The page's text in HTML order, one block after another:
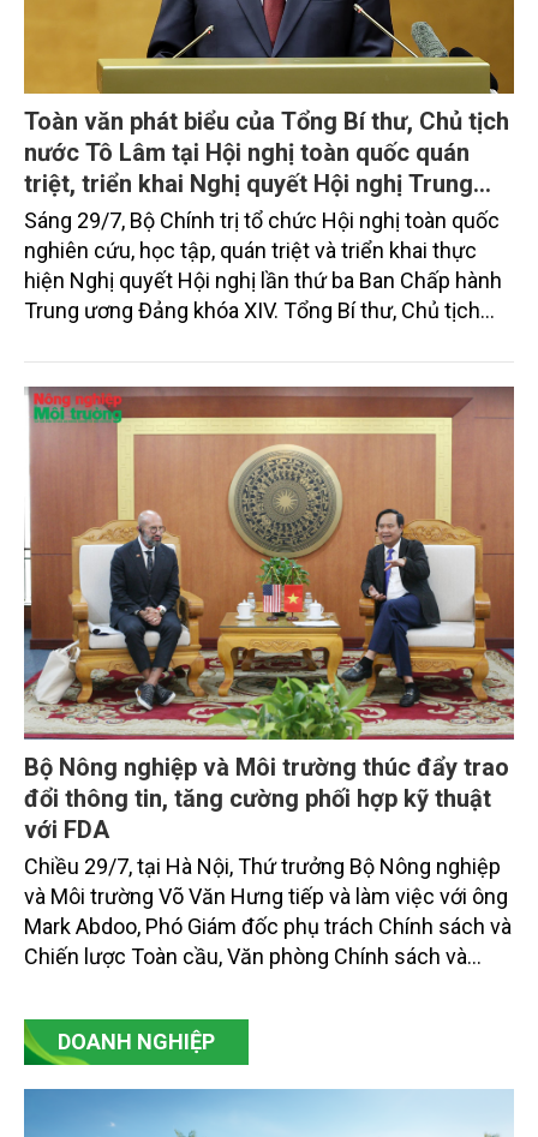
Toàn văn phát biểu của Tổng Bí thư, Chủ tịch
nước Tô Lâm tại Hội nghị toàn quốc quán
triệt, triển khai Nghị quyết Hội nghị Trung
ương 3, khóa XIV
Sáng 29/7, Bộ Chính trị tổ chức Hội nghị toàn quốc
nghiên cứu, học tập, quán triệt và triển khai thực
hiện Nghị quyết Hội nghị lần thứ ba Ban Chấp hành
Trung ương Đảng khóa XIV. Tổng Bí thư, Chủ tịch
trọng. Tạp chí Nông nghiệp và Môi trường trân trọng
giới thiệu toàn văn bài phát biểu của đồng chí Tổng
Bí thư, Chủ tịch nước.
Bộ Nông nghiệp và Môi trường thúc đẩy trao
đổi thông tin, tăng cường phối hợp kỹ thuật
với FDA
Chiều 29/7, tại Hà Nội, Thứ trưởng Bộ Nông nghiệp
và Môi trường Võ Văn Hưng tiếp và làm việc với ông
Mark Abdoo, Phó Giám đốc phụ trách Chính sách và
Chiến lược Toàn cầu, Văn phòng Chính sách và
và Dược phẩm Hoa Kỳ (FDA).
DOANH NGHIỆP